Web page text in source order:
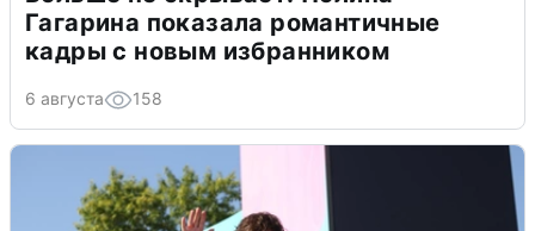
Гагарина показала романтичные
кадры с новым избранником
6 августа 158